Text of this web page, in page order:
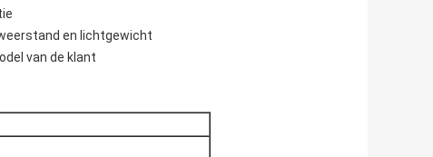
en lichtgewicht
van de klant